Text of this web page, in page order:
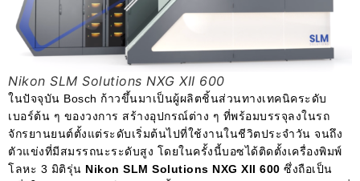
Nikon SLM Solutions NXG XII 600
ในปัจจุบัน Bosch ก้าวขึ้นมาเป็นผู้ผลิตชิ้นส่วนทางเทคนิคระดับ
เบอร์ต้น ๆ ของวงการ สร้างอุปกรณ์ต่าง ๆ ที่พร้อมบรรจุลงในรถ
จักรยานยนต์ตั้งแต่ระดับเริ่มต้นไปที่ใช้งานในชีวิตประจำวัน จนถึง
ตัวแข่งที่มีสมรรถนะระดับสูง โดยในครั้งนี้บอซได้ติดตั้งเครื่องพิมพ์
โลหะ 3 มิติรุ่น Nikon SLM Solutions NXG XII 600 ซึ่งถือเป็น